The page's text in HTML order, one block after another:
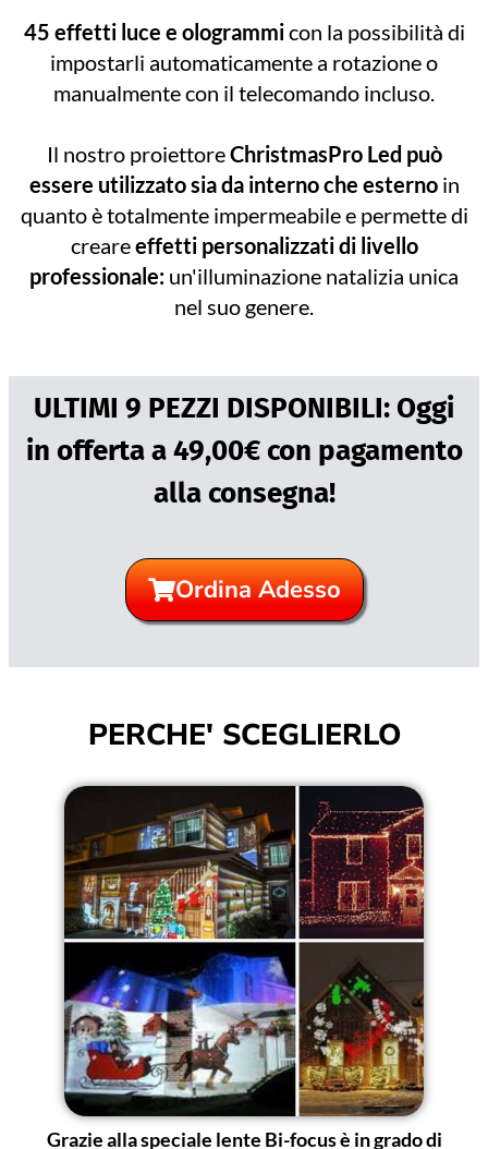
45 effetti luce e ologrammicon la possibilità di
impostarli automaticamente a rotazione o
manualmente con il telecomando incluso.
Il nostro proiettoreChristmasPro Led può
essere utilizzato sia da interno che esternoin
quanto è totalmente impermeabile e permette di
creareeffetti personalizzati di livello
professionale: un'illuminazione natalizia unica
nel suo genere.
ULTIMI 9 PEZZI DISPONIBILI: Oggi
in offerta a 49,00€ con pagamento
alla consegna!
Ordina Adesso
PERCHE' SCEGLIERLO
Grazie alla speciale lente Bi-focus è in grado di